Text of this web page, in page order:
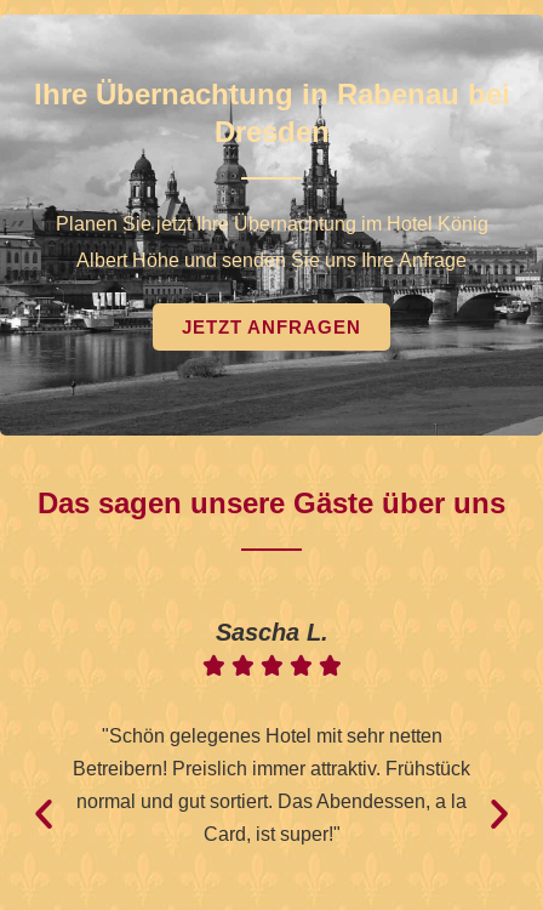
Ihre Übernachtung in Rabenau bei
Dresden​
Planen Sie jetzt Ihre Übernachtung im Hotel König
Albert Höhe und senden Sie uns Ihre Anfrage
JETZT ANFRAGEN
Das sagen unsere Gäste über uns
Sascha L.
   
"Schön gelegenes Hotel mit sehr netten
Betreibern! Preislich immer attraktiv. Frühstück
normal und gut sortiert. Das Abendessen, a la
Card, ist super!"